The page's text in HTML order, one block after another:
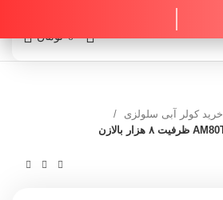
تومان 0
خرید کولر آبی سلولزی